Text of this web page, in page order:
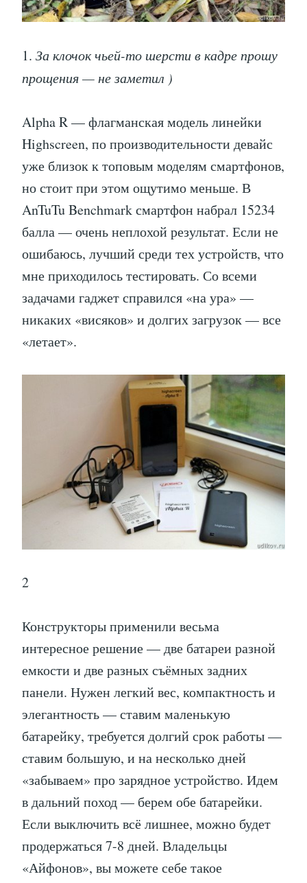
1. За клочок чьей-то шерсти в кадре прошу
прощения — не заметил )
Alpha R — флагманская модель линейки
Highscreen, по производительности девайс
уже близок к топовым моделям смартфонов,
но стоит при этом ощутимо меньше. В
AnTuTu Benchmark смартфон набрал 15234
балла — очень неплохой результат. Если не
ошибаюсь, лучший среди тех устройств, что
мне приходилось тестировать. Со всеми
задачами гаджет справился «на ура» —
никаких «висяков» и долгих загрузок — все
«летает».
2
Конструкторы применили весьма
интересное решение — две батареи разной
емкости и две разных съёмных задних
панели. Нужен легкий вес, компактность и
элегантность — ставим маленькую
батарейку, требуется долгий срок работы —
ставим большую, и на несколько дней
«забываем» про зарядное устройство. Идем
в дальний поход — берем обе батарейки.
Если выключить всё лишнее, можно будет
продержаться 7-8 дней. Владельцы
«Айфонов», вы можете себе такое